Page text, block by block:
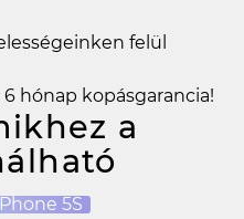
felül
hónap kopásgarancia!
a
5S